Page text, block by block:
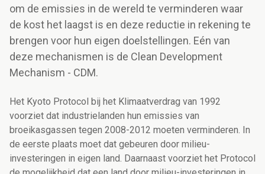
om de emissies in de wereld te verminderen waar
de kost het laagst is en deze reductie in rekening te
brengen voor hun eigen doelstellingen. Eén van
deze mechanismen is de Clean Development
Mechanism - CDM.
Het Kyoto Protocol bij het Klimaatverdrag van 1992
voorziet dat industrielanden hun emissies van
broeikasgassen tegen 2008-2012 moeten verminderen. In
de eerste plaats moet dat gebeuren door milieu-
investeringen in eigen land. Daarnaast voorziet het Protocol